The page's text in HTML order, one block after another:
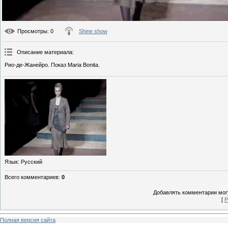
Просмотры: 0 Shine show
Описание материала:
Рио-де-Жанейро. Показ Maria Bonita.
Язык: Русский
Всего комментариев: 0
Добавлять комментарии
[
Полная версия сайта